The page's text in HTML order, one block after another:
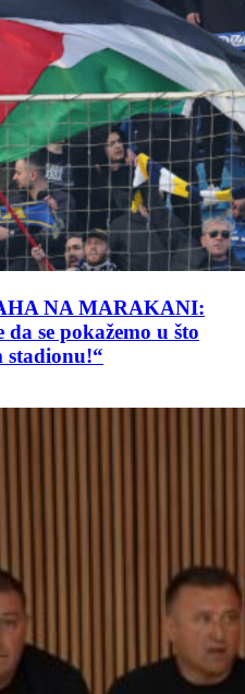
NA MARAKANI:
se pokažemo u što
stadionu!“